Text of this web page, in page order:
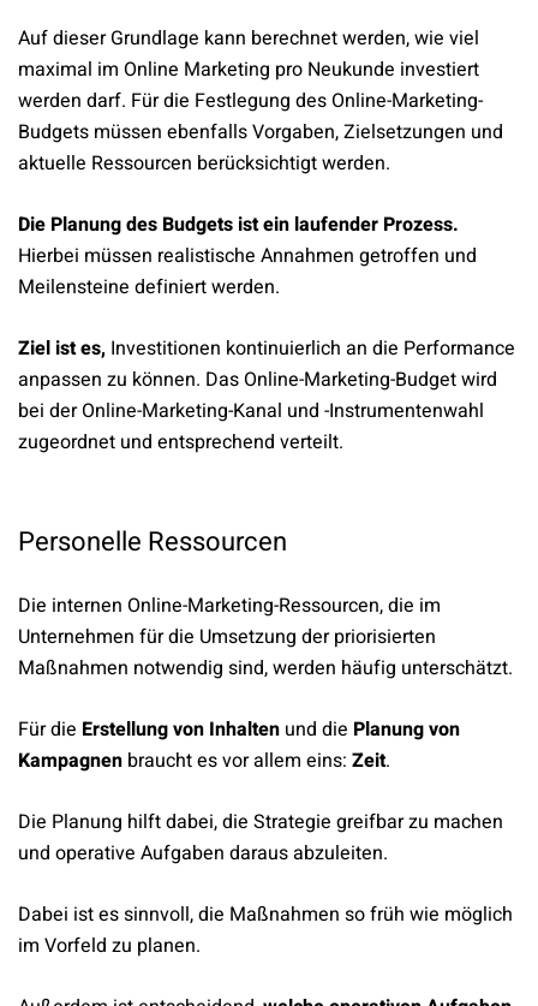
Auf dieser Grundlage kann berechnet werden, wie viel
maximal im Online Marketing pro Neukunde investiert
werden darf. Für die Festlegung des Online-Marketing-
Budgets müssen ebenfalls Vorgaben, Zielsetzungen und
aktuelle Ressourcen berücksichtigt werden.
Die Planung des Budgets ist ein laufender Prozess.
Hierbei müssen realistische Annahmen getroffen und
Meilensteine definiert werden.
Ziel ist es, Investitionen kontinuierlich an die Performance
anpassen zu können. Das Online-Marketing-Budget wird
bei der Online-Marketing-Kanal und -Instrumentenwahl
zugeordnet und entsprechend verteilt.
Personelle Ressourcen
Die internen Online-Marketing-Ressourcen, die im
Unternehmen für die Umsetzung der priorisierten
Maßnahmen notwendig sind, werden häufig unterschätzt.
Für die Erstellung von Inhalten und die Planung von
Kampagnen braucht es vor allem eins: Zeit.
Die Planung hilft dabei, die Strategie greifbar zu machen
und operative Aufgaben daraus abzuleiten.
Dabei ist es sinnvoll, die Maßnahmen so früh wie möglich
im Vorfeld zu planen.